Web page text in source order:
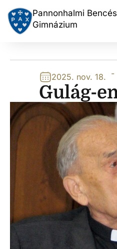
Pannonhalmi Bencés
Gimnázium
2025. nov. 18. -
Gulág-